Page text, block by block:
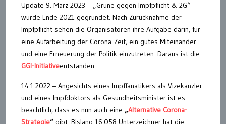
Update 9. März 2023 – „Grüne gegen Impfpflicht & 2G“
wurde Ende 2021 gegründet. Nach Zurücknahme der
Impfpflicht sehen die Organisatoren ihre Aufgabe darin, für
eine Aufarbeitung der Corona-Zeit, ein gutes Miteinander
und eine Erneuerung der Politik einzutreten. Daraus ist die
GGI-Initiativeentstanden.
14.1.2022 – Angesichts eines Impffanatikers als Vizekanzler
und eines Impfdoktors als Gesundheitsminister ist es
beachtlich, dass es nun auch eine „Alternative Corona-
Strategie“ gibt. Bislang 16.058 Unterzeichner hat die